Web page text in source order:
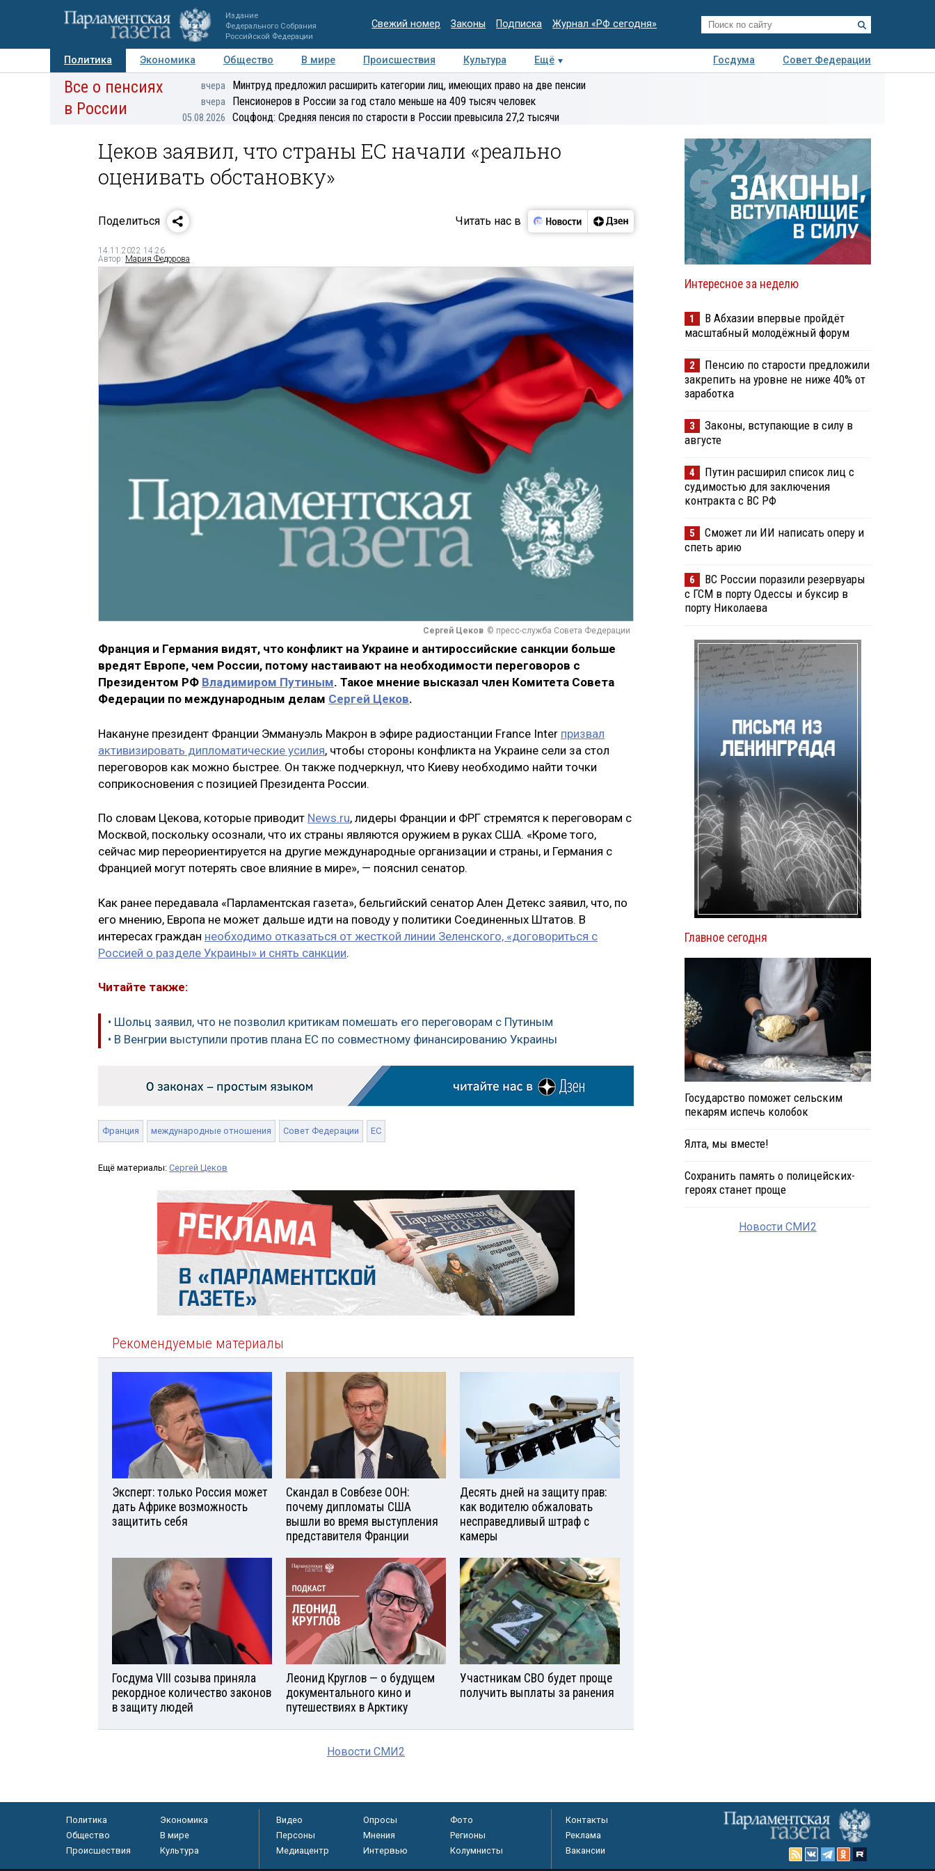
Издание
Федерального Собрания
Российской Федерации
Свежий номер Законы Подписка Журнал «РФ сегодня»
Политика Экономика Общество В мире Происшествия Культура Ещё Госдума
Совет Федерации
Авторы Персоны Мнения Регионы Медиацентр Интервью Колумнисты
Деловая
Все о пенсиях
в России
вчера Минтруд предложил расширить категории лиц, имеющих право на две пенсии
вчера Пенсионеров в России за год стало меньше на 409 тысяч человек
05.08.2026 Соцфонд: Средняя пенсия по старости в России превысила 27,2 тысячи
Цеков заявил, что страны ЕС начали «реально
оценивать обстановку»
Поделиться Читать нас в
14.11.2022 14:26
Автор: Мария Федорова
Сергей Цеков © пресс-служба Совета Федерации
Франция и Германия видят, что конфликт на Украине и антироссийские санкции больше
вредят Европе, чем России, потому настаивают на необходимости переговоров с
Президентом РФ Владимиром Путиным. Такое мнение высказал член Комитета Совета
Федерации по международным делам Сергей Цеков.
Накануне президент Франции Эммануэль Макрон в эфире радиостанции France Inter призвал
активизировать дипломатические усилия, чтобы стороны конфликта на Украине сели за стол
переговоров как можно быстрее. Он также подчеркнул, что Киеву необходимо найти точки
соприкосновения с позицией Президента России.
По словам Цекова, которые приводит News.ru, лидеры Франции и ФРГ стремятся к переговорам с
Москвой, поскольку осознали, что их страны являются оружием в руках США. «Кроме того,
сейчас мир переориентируется на другие международные организации и страны, и Германия с
Францией могут потерять свое влияние в мире», — пояснил сенатор.
Как ранее передавала «Парламентская газета», бельгийский сенатор Ален Детекс заявил, что, по
его мнению, Европа не может дальше идти на поводу у политики Соединенных Штатов. В
интересах граждан необходимо отказаться от жесткой линии Зеленского, «договориться с
Россией о разделе Украины» и снять санкции.
Читайте также:
• Шольц заявил, что не позволил критикам помешать его переговорам с Путиным
• В Венгрии выступили против плана ЕС по совместному финансированию Украины
Франция международные отношения Совет Федерации ЕС
Ещё материалы: Сергей Цеков
Рекомендуемые материалы
Эксперт: только Россия может
дать Африке возможность
защитить себя
Скандал в Совбезе ООН:
почему дипломаты США
вышли во время выступления
представителя Франции
Десять дней на защиту прав:
как водителю обжаловать
несправедливый штраф с
камеры
Госдума VIII созыва приняла
рекордное количество законов
в защиту людей
Леонид Круглов — о будущем
документального кино и
путешествиях в Арктику
Участникам СВО будет проще
получить выплаты за ранения
Новости СМИ2
Интересное за неделю
1
В Абхазии впервые пройдёт
масштабный молодёжный форум
2
Пенсию по старости предложили
закрепить на уровне не ниже 40% от
заработка
3
Законы, вступающие в силу в
августе
4
Путин расширил список лиц с
судимостью для заключения
контракта с ВС РФ
5
Сможет ли ИИ написать оперу и
спеть арию
6
ВС России поразили резервуары
с ГСМ в порту Одессы и буксир в
порту Николаева
Главное сегодня
Государство поможет сельским
пекарям испечь колобок
Ялта, мы вместе!
Сохранить память о полицейских-
героях станет проще
Новости СМИ2
Политика
Экономика
Общество
В мире
Происшествия
Культура
Видео Опросы
Фото
Персоны
Мнения
Регионы
Медиацентр
Интервью Колумнисты
Контакты
Реклама
Вакансии